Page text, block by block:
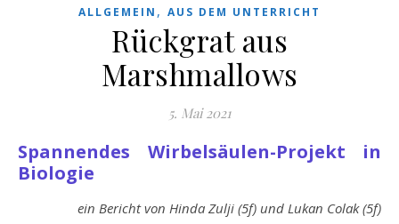
ALLGEMEIN , AUS DEM UNTERRICHT
Rückgrat aus
Marshmallows
5. Mai 2021
Spannendes Wirbelsäulen-Projekt in
Biologie
ein Bericht von Hinda Zulji (5f) und Lukan Colak (5f)